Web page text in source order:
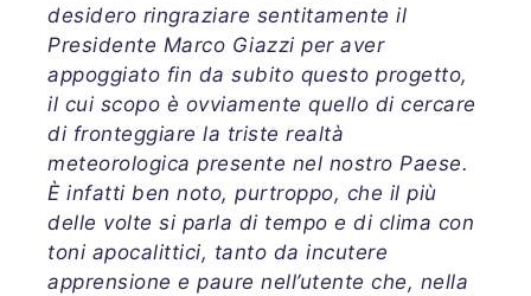
desidero ringraziare sentitamente il
Presidente Marco Giazzi per aver
appoggiato fin da subito questo progetto,
il cui scopo è ovviamente quello di cercare
di fronteggiare la triste realtà
meteorologica presente nel nostro Paese.
È infatti ben noto, purtroppo, che il più
delle volte si parla di tempo e di clima con
toni apocalittici, tanto da incutere
apprensione e paure nell’utente che, nella